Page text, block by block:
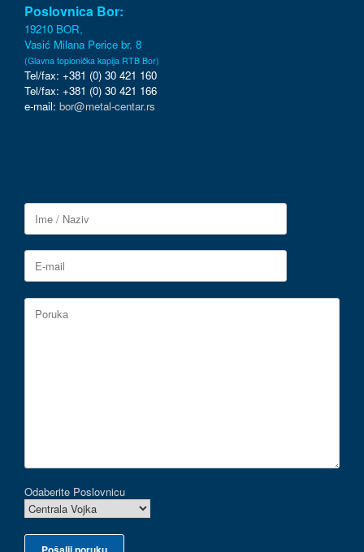
Poslovnica Bor:
19210 BOR,
Vasić Milana Perice br. 8
(Glavna topionička kapija RTB Bor)
Tel/fax: +381 (0) 30 421 160
Tel/fax: +381 (0) 30 421 166
e-mail: bor@metal-centar.rs
Odaberite Poslovnicu